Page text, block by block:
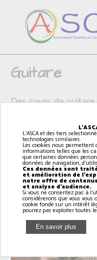
Guitare
Des cours de
Possibilité de jouer
guitares :
- Classique
- Folk
- Électrique
L'ASCA et des tiers
technologies similaires.
Les cookies nous permettent
informations telles que les
que certaines données
données de navigation,
Ces données sont
et amélioration de
notre offre de
et analyse d'audience.
Si vous ne consentez pas à
considérerons que vous
cookie fondé sur un intérêt
pourrez pas exploiter toutes